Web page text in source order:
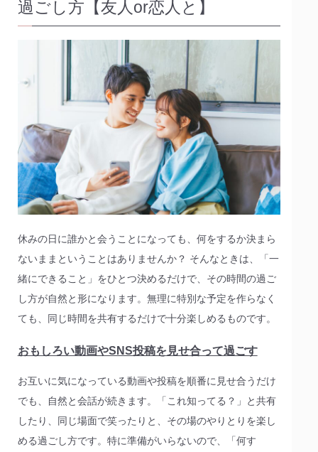
過ごし方【友人or恋人と】
休みの日に誰かと会うことになっても、何をするか決まら
ないままということはありませんか？ そんなときは、「一
緒にできること」をひとつ決めるだけで、その時間の過ご
し方が自然と形になります。無理に特別な予定を作らなく
ても、同じ時間を共有するだけで十分楽しめるものです。
おもしろい動画やSNS投稿を見せ合って過ごす
お互いに気になっている動画や投稿を順番に見せ合うだけ
でも、自然と会話が続きます。「これ知ってる？」と共有
したり、同じ場面で笑ったりと、その場のやりとりを楽し
める過ごし方です。特に準備がいらないので、「何す